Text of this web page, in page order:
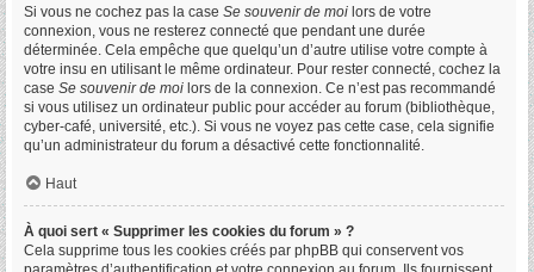
Si vous ne cochez pas la case Se souvenir de moi lors de votre
connexion, vous ne resterez connecté que pendant une durée
déterminée. Cela empêche que quelqu’un d’autre utilise votre compte à
votre insu en utilisant le même ordinateur. Pour rester connecté, cochez la
case Se souvenir de moi lors de la connexion. Ce n’est pas recommandé
si vous utilisez un ordinateur public pour accéder au forum (bibliothèque,
cyber-café, université, etc.). Si vous ne voyez pas cette case, cela signifie
qu’un administrateur du forum a désactivé cette fonctionnalité.
Haut
À quoi sert « Supprimer les cookies du forum » ?
Cela supprime tous les cookies créés par phpBB qui conservent vos